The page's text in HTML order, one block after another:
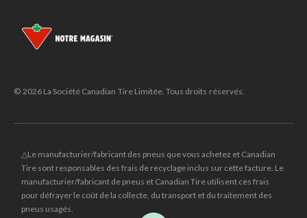
© 2026 La Société Canadian Tire Limitée. Tous droits réservés.
△Le manufacturier/fabricant des pneus que vous achetez et Canadian
Tire sont responsables des frais de recyclage inclus sur cette facture. Le
manufacturier/fabricant de pneus et Canadian Tire utilisent ces frais
pour défrayer le coût de la collecte, du transport et du traitement des
pneus usagés.